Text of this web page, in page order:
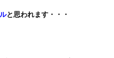
と思われます・・・